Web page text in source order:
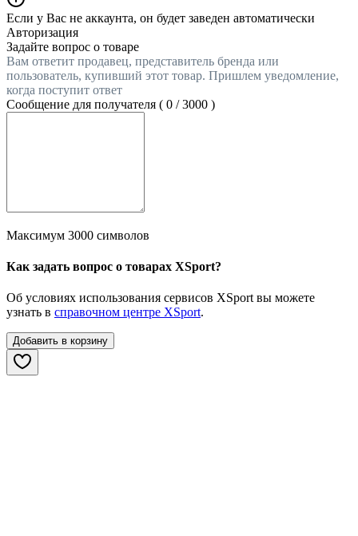
Если у Вас не аккаунта, он будет заведен автоматически
Авторизация
Задайте вопрос о товаре
Вам ответит продавец, представитель бренда или
пользователь, купивший этот товар. Пришлем уведомление,
когда поступит ответ
Сообщение для получателя ( 0 /3000 )
Максимум 3000 символов
Как задать вопрос о товарах XSport?
Об условиях использования сервисов XSport вы можете
узнать в справочном центре XSport.
Добавить в корзину